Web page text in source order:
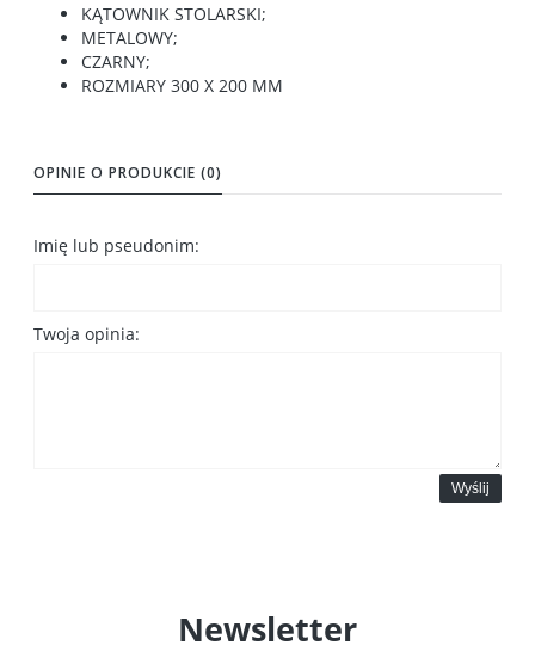
KĄTOWNIK STOLARSKI;
METALOWY;
CZARNY;
ROZMIARY 300 X 200 MM
OPINIE O PRODUKCIE (0)
Imię lub pseudonim:
Twoja opinia:
Wyślij
Newsletter